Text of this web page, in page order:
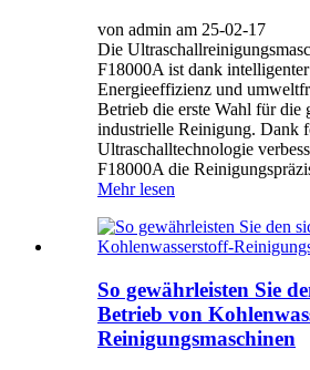
von admin am 25-02-17
Die
F18000A ist dank
Energieeffizienz und
Betrieb die erste Wahl für die
industrielle Reinigung. Dank
Ultraschalltechnologie
F18000A die
Mehr lesen
So gewährleisten Sie
Betrieb von
Reinigungsmaschinen